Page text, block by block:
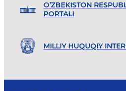
O’ZBEKISTON
PORTALI
MILLIY HUQUQIY